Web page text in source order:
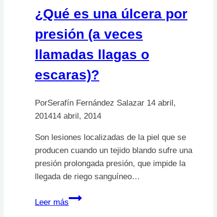
¿Qué es una úlcera por
presión (a veces
llamadas llagas o
escaras)?
PorSerafín Fernández Salazar 14 abril,
201414 abril, 2014
Son lesiones localizadas de la piel que se
producen cuando un tejido blando sufre una
presión prolongada presión, que impide la
llegada de riego sanguíneo…
Leer más
¿Qué